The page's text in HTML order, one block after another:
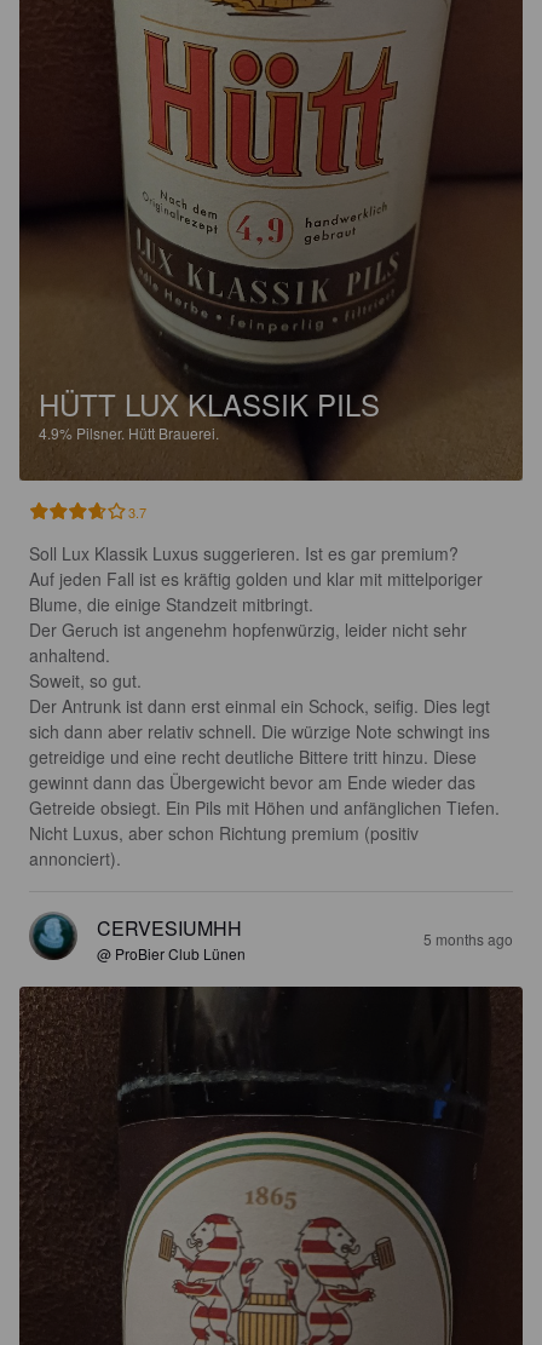
HÜTT LUX KLASSIK PILS
4.9% Pilsner. Hütt Brauerei.
3.7
Soll Lux Klassik Luxus suggerieren. Ist es gar premium?
Auf jeden Fall ist es kräftig golden und klar mit mittelporiger
Blume, die einige Standzeit mitbringt.
Der Geruch ist angenehm hopfenwürzig, leider nicht sehr
anhaltend.
Soweit, so gut.
Der Antrunk ist dann erst einmal ein Schock, seifig. Dies legt
sich dann aber relativ schnell. Die würzige Note schwingt ins
getreidige und eine recht deutliche Bittere tritt hinzu. Diese
gewinnt dann das Übergewicht bevor am Ende wieder das
Getreide obsiegt. Ein Pils mit Höhen und anfänglichen Tiefen.
Nicht Luxus, aber schon Richtung premium (positiv
annonciert).
CERVESIUMHH
@ ProBier Club Lünen
5 months ago